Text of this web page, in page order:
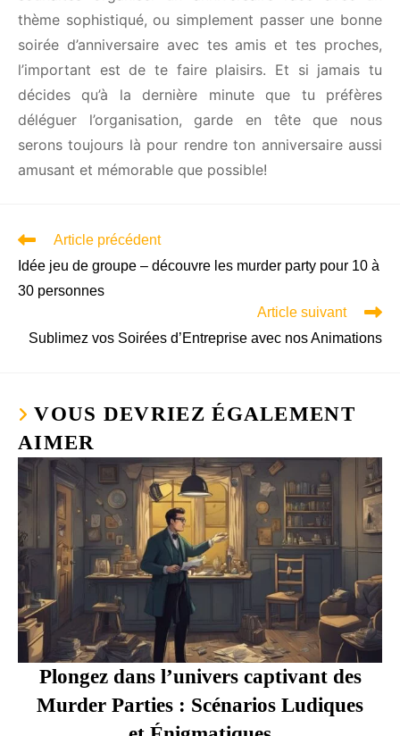
Ton anniversaire, ta manière
Quel que soit ton choix pour fêter ton anniversaire,
n’oublie pas que le maître mot est le plaisir. Que tu
souhaites organiser un anniversaire racé avec un
thème sophistiqué, ou simplement passer une
bonne soirée d’anniversaire avec tes amis et tes
préfères déléguer l’organisation, garde en tête que
nous serons toujours là pour rendre ton
anniversaire aussi amusant et mémorable que
Idée jeu de groupe – découvre les murder party pour 10
à 30 personnes
Article suivant
Sublimez vos Soirées d’Entreprise avec nos
Animations
VOUS DEVRIEZ ÉGALEMENT
AIMER